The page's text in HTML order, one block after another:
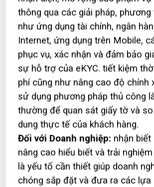
thông qua các giải pháp,
như ứng dụng tài chính, ngân
Internet, ứng dụng trên Mobile,
phục vụ, xác nhận và đảm bảo
sự hỗ trợ của eKYC. tiết kiệm
phí cũng như nâng cao độ chính
sử dụng phương pháp thủ công
thường để quan sát giấy tờ và
dung thực tế của khách hàng.
Đối với Doanh nghiệp: nhận biết
nâng cao hiểu biết và trải
là yếu tố cần thiết giúp doanh
chóng sắp đặt và đưa ra các lựa